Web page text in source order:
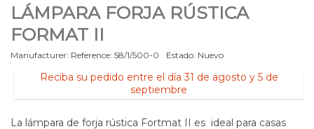
LÁMPARA FORJA RÚSTICA
FORMAT II
Manufacturer: Reference: 58/1/500-0 Estado: Nuevo
Reciba su pedido entre el día 31 de agosto y 5 de
septiembre
La lámpara de forja rústica Fortmat II es ideal para casas